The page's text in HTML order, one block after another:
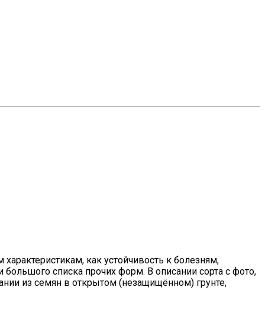
как устойчивость к болезням,
списка прочих форм. В описании сорта с фото,
из семян в открытом (незащищённом) грунте,